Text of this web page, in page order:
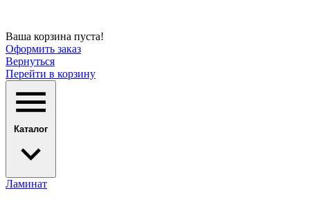
Ваша корзина пуста!
Оформить заказ
Вернуться
Перейти в корзину
Каталог
Ламинат